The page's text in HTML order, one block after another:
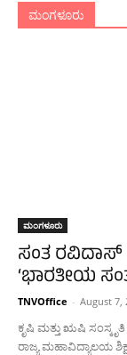
ಮಂಗಳೂರು
ಮಂಗಳೂರು
ಸಂತ ರವಿದಾಸ್
‘ಭಾರತೀಯ
TNVOffice - August 7,
ಕೃಷಿ ಮತ್ತು ಋಷಿ ಸಂಸ್ಕೃತಿ
ರಾಜ್ಯ ಮಹಾವಿದ್ಯಾಲಯ